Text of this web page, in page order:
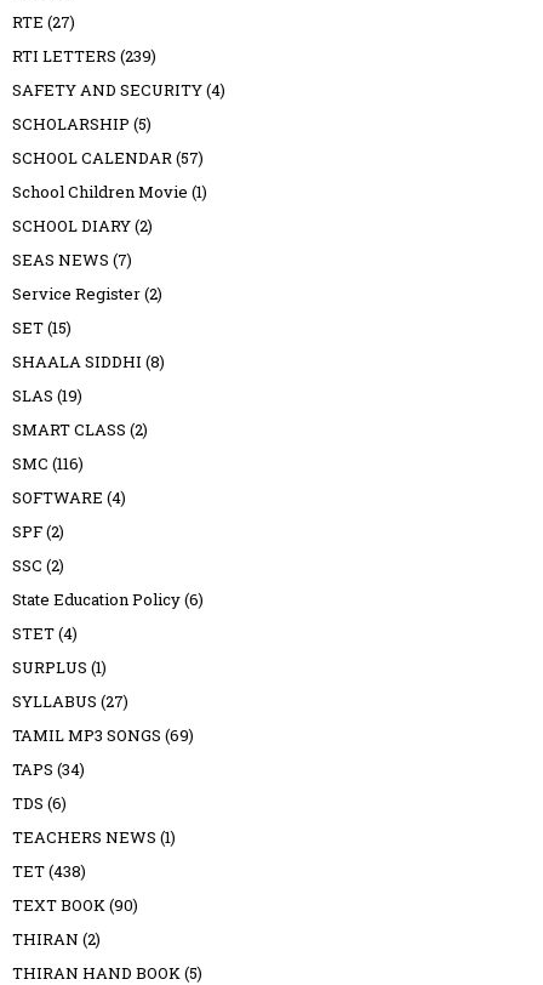
RTE (27)
RTI LETTERS (239)
SAFETY AND SECURITY(4)
SCHOLARSHIP (5)
SCHOOL CALENDAR(57)
School Children Movie (1)
SCHOOL DIARY(2)
SEAS NEWS (7)
Service Register(2)
SET(15)
SHAALA SIDDHI (8)
SLAS (19)
SMART CLASS (2)
SMC (116)
SOFTWARE (4)
SPF(2)
SSC (2)
State Education Policy(6)
STET(4)
SURPLUS (1)
SYLLABUS (27)
TAMIL MP3 SONGS (69)
TAPS (34)
TDS (6)
TEACHERS NEWS (1)
TET(438)
TEXT BOOK(90)
THIRAN (2)
THIRAN HAND BOOK(5)